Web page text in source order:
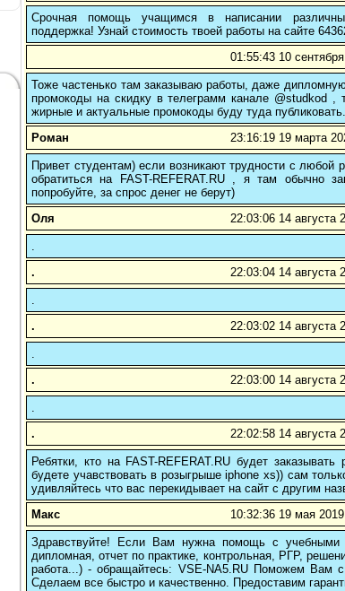
Срочная помощь учащимся в написании
поддержка! Узнай стоимость твоей работы на сайте
01:55:43 10
Тоже частенько там заказываю работы, даже
промокоды на скидку в телеграмм канале @studkod
жирные и актуальные промокоды буду туда публиковать.
Роман
23:16:19 19 марта
Привет студентам) если возникают трудности с
обратиться на FAST-REFERAT.RU , я там обычно
попробуйте, за спрос денег не берут)
Оля
22:03:06 14 августа
.
.
22:03:04 14 августа
.
.
22:03:02 14 августа
.
.
22:03:00 14 августа
.
.
22:02:58 14 августа
Ребятки, кто на FAST-REFERAT.RU будет
будете учавствовать в розыгрыше iphone xs)) сам
удивляйтесь что вас перекидывает на сайт с другим
Макс
10:32:36 19 мая 2019
Здравствуйте! Если Вам нужна помощь с
дипломная, отчет по практике, контрольная, РГР,
работа...) - обращайтесь: VSE-NA5.RU Поможем Вам
Сделаем все быстро и качественно. Предоставим